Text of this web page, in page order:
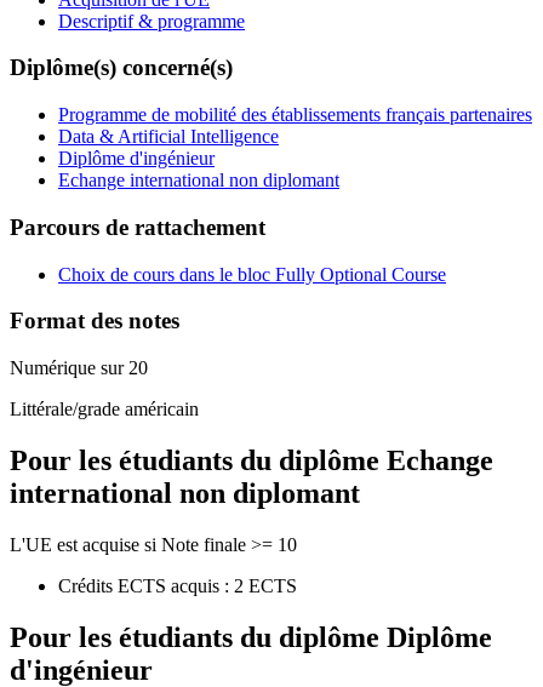
Descriptif & programme
Diplôme(s) concerné(s)
Programme de mobilité des établissements français partenaires
Data & Artificial Intelligence
Diplôme d'ingénieur
Echange international non diplomant
Parcours de rattachement
Choix de cours dans le bloc Fully Optional Course
Format des notes
Numérique sur 20
Littérale/grade américain
Pour les étudiants du diplôme Echange
international non diplomant
L'UE est acquise si Note finale >= 10
Crédits ECTS acquis : 2 ECTS
Pour les étudiants du diplôme Diplôme
d'ingénieur